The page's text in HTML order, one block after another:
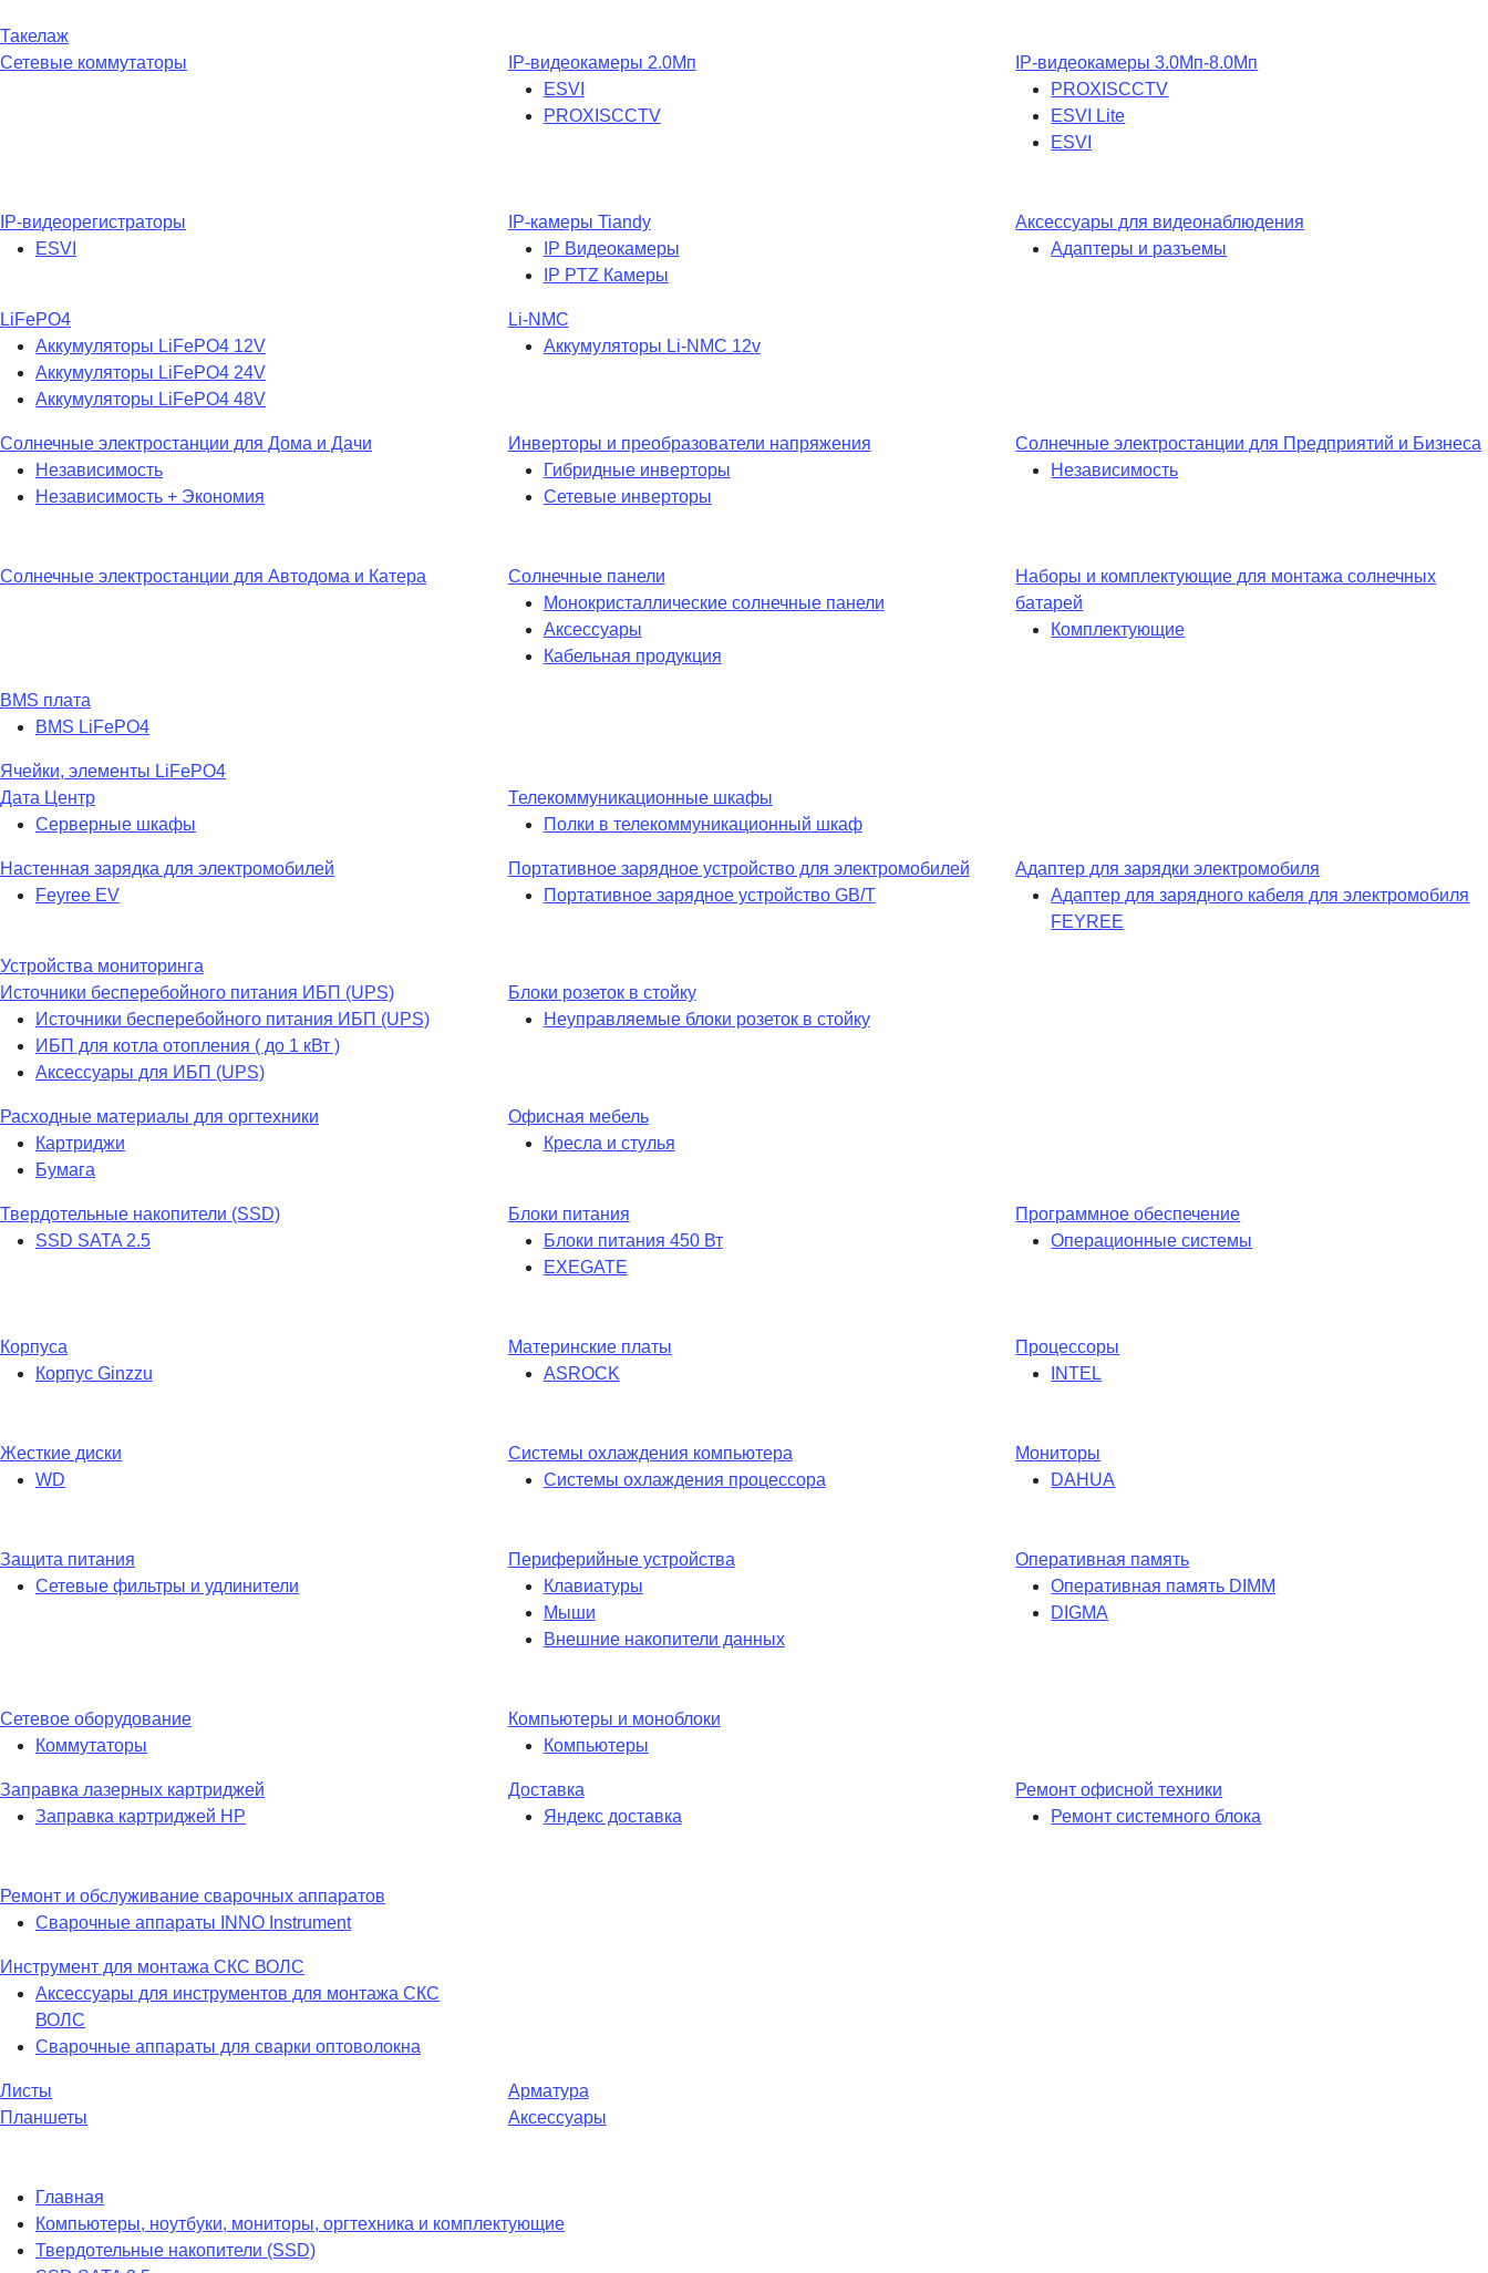
Такелаж
Сетевые коммутаторы
IP-видеокамеры 2.0Мп
ESVI
PROXISCCTV
IP-видеокамеры 3.0Мп-8.0Мп
PROXISCCTV
ESVI Lite
ESVI
IP-видеорегистраторы
ESVI
IP-камеры Tiandy
IP Видеокамеры
IP PTZ Камеры
Аксессуары для видеонаблюдения
Адаптеры и разъемы
LiFePO4
Аккумуляторы LiFePO4 12V
Аккумуляторы LiFePO4 24V
Аккумуляторы LiFePO4 48V
Li-NMC
Аккумуляторы Li-NMC 12v
Солнечные электростанции для Дома и Дачи
Независимость
Независимость + Экономия
Инверторы и преобразователи напряжения
Гибридные инверторы
Сетевые инверторы
Солнечные электростанции для Предприятий и Бизнеса
Независимость
Солнечные электростанции для Автодома и Катера
Солнечные панели
Монокристаллические солнечные панели
Аксессуары
Кабельная продукция
Наборы и комплектующие для монтажа солнечных
батарей
Комплектующие
BMS плата
BMS LiFePO4
Ячейки, элементы LiFePO4
Дата Центр
Серверные шкафы
Телекоммуникационные шкафы
Полки в телекоммуникационный шкаф
Настенная зарядка для электромобилей
Feyree EV
Портативное зарядное устройство для электромобилей
Портативное зарядное устройство GB/T
Адаптер для зарядки электромобиля
Адаптер для зарядного кабеля для электромобиля
FEYREE
Устройства мониторинга
Источники бесперебойного питания ИБП (UPS)
Источники бесперебойного питания ИБП (UPS)
ИБП для котла отопления ( до 1 кВт )
Аксессуары для ИБП (UPS)
Блоки розеток в стойку
Неуправляемые блоки розеток в стойку
Расходные материалы для оргтехники
Картриджи
Бумага
Офисная мебель
Кресла и стулья
Твердотельные накопители (SSD)
SSD SATA 2.5
Блоки питания
Блоки питания 450 Вт
EXEGATE
Программное обеспечение
Операционные системы
Корпуса
Корпус Ginzzu
Материнские платы
ASROCK
Процессоры
INTEL
Жесткие диски
WD
Системы охлаждения компьютера
Системы охлаждения процессора
Мониторы
DAHUA
Защита питания
Сетевые фильтры и удлинители
Периферийные устройства
Клавиатуры
Мыши
Внешние накопители данных
Оперативная память
Оперативная память DIMM
DIGMA
Сетевое оборудование
Коммутаторы
Компьютеры и моноблоки
Компьютеры
Заправка лазерных картриджей
Заправка картриджей HP
Доставка
Яндекс доставка
Ремонт офисной техники
Ремонт системного блока
Ремонт и обслуживание сварочных аппаратов
Сварочные аппараты INNO Instrument
Инструмент для монтажа СКС ВОЛС
Аксессуары для инструментов для монтажа СКС
ВОЛС
Сварочные аппараты для сварки оптоволокна
Листы
Арматура
Планшеты
Аксессуары
Главная
Компьютеры, ноутбуки, мониторы, оргтехника и комплектующие
Твердотельные накопители (SSD)